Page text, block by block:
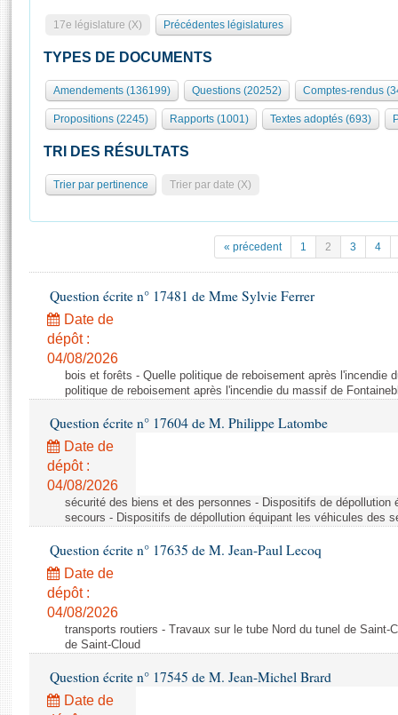
Présidence
577 députés
Groupes politiques
Séance publique
Commissions et autres organes
Europe et International
Pétitions
Projets de loi
Propositions de loi
Amendements
Textes adoptés
Rapports législatifs
Rapports sur l'application des lois
Baromètre de l’application des lois
Dossiers législatifs
Budget et sécurité sociale
Questions écrites et orales
Comptes rendus des débats
Rôle et pouvoirs de l'Assemblée
Organisation de l'Assemblée
Présidence Conférence des Présidents Bureau Collège des
Statistiques et chiffres clés
( Constitution | Règlement de l'Assemblée ... )
Histoire
Juniors
Anciennes législatures
Visiter l'Assemblée
Visite virtuelle du palais Bourbon
Assister à une séance
Contacts et plan d'accès
Photos libres de droit
17e législature (X) Précédentes législatures
TYPES DE DOCUMENTS
Amendements (136199) Questions (20252) Comptes-rendus
Propositions (2245) Rapports (1001) Textes adoptés (693)
TRI DES RÉSULTATS
Trier par pertinence Trier par date (X)
« précedent 1 2 3 4
Question écrite n° 17481 de Mme Sylvie Ferrer
Date de
dépôt :
04/08/2026
bois et forêts - Quelle politique de reboisement après l'incendie
politique de reboisement après l'incendie du massif de
Question écrite n° 17604 de M. Philippe Latombe
Date de
dépôt :
04/08/2026
sécurité des biens et des personnes - Dispositifs de
secours - Dispositifs de dépollution équipant les véhicules des
Question écrite n° 17635 de M. Jean-Paul Lecoq
Date de
dépôt :
04/08/2026
transports routiers - Travaux sur le tube Nord du tunel de Saint-
de Saint-Cloud
Question écrite n° 17545 de M. Jean-Michel Brard
Date de